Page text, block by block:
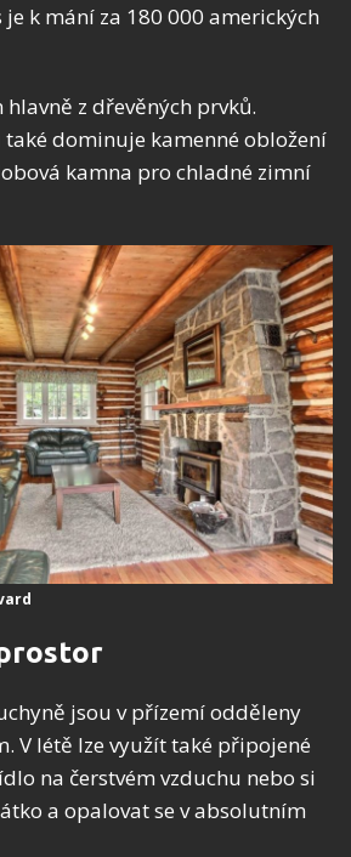
k mání za 180 000 amerických
z dřevěných prvků.
dominuje kamenné obložení
kamna pro chladné zimní
jsou v přízemí odděleny
V létě lze využít také připojené
na čerstvém vzduchu nebo si
a opalovat se v absolutním